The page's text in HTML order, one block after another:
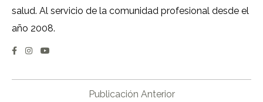
salud. Al servicio de la comunidad profesional desde el
año 2008.
Publicación Anterior